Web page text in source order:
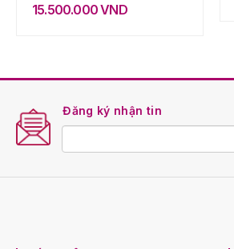
15.500.000VND
Đăng ký nhận tin